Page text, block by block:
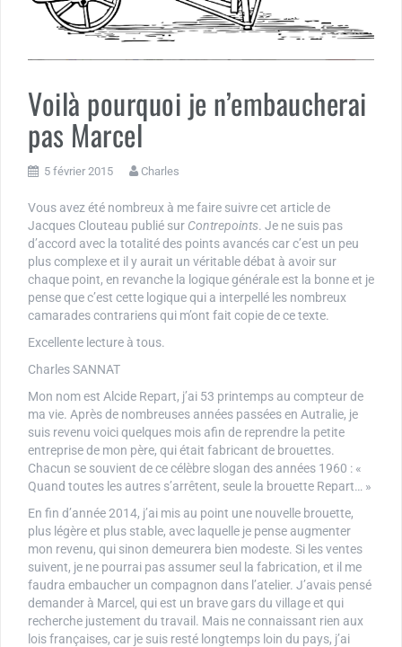
Voilà pourquoi je n’embaucherai
pas Marcel
5 février 2015 Charles
Vous avez été nombreux à me faire suivre cet article de
Jacques Clouteau publié sur Contrepoints. Je ne suis pas
d’accord avec la totalité des points avancés car c’est un peu
plus complexe et il y aurait un véritable débat à avoir sur
chaque point, en revanche la logique générale est la bonne et je
pense que c’est cette logique qui a interpellé les nombreux
camarades contrariens qui m’ont fait copie de ce texte.
Excellente lecture à tous.
Charles SANNAT
Mon nom est Alcide Repart, j’ai 53 printemps au compteur de
ma vie. Après de nombreuses années passées en Autralie, je
suis revenu voici quelques mois afin de reprendre la petite
entreprise de mon père, qui était fabricant de brouettes.
Chacun se souvient de ce célèbre slogan des années 1960 : «
Quand toutes les autres s’arrêtent, seule la brouette Repart… »
En fin d’année 2014, j’ai mis au point une nouvelle brouette,
plus légère et plus stable, avec laquelle je pense augmenter
mon revenu, qui sinon demeurera bien modeste. Si les ventes
suivent, je ne pourrai pas assumer seul la fabrication, et il me
faudra embaucher un compagnon dans l’atelier. J’avais pensé
demander à Marcel, qui est un brave gars du village et qui
recherche justement du travail. Mais ne connaissant rien aux
lois françaises, car je suis resté longtemps loin du pays, j’ai